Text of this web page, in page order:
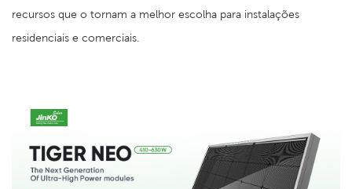
recursos que o tornam a melhor escolha para instalações
residenciais e comerciais.